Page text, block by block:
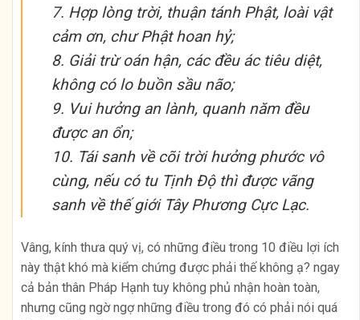
7. Hợp lòng trời, thuận tánh Phật, loài vật
cảm ơn, chư Phật hoan hỷ;
8. Giải trừ oán hận, các đều ác tiêu diệt,
không có lo buồn sầu não;
9. Vui hưởng an lành, quanh năm đều
được an ổn;
10. Tái sanh về cõi trời hưởng phước vô
cùng, nếu có tu Tịnh Độ thì được vãng
sanh về thế giới Tây Phương Cực Lạc.
Vâng, kính thưa quý vị, có những điều trong 10 điều lợi ích
này thật khó mà kiểm chứng được phải thế không ạ? ngay
cả bản thân Pháp Hạnh tuy không phủ nhận hoàn toàn,
nhưng cũng ngờ ngợ những điều trong đó có phải nói quá